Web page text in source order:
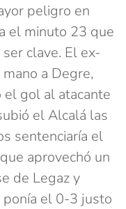
peligro en
el minuto 23 que
clave. El ex-
a Degre,
gol al atacante
el Alcalá las
sentenciaría el
aprovechó un
de Legaz y
el 0-3 justo